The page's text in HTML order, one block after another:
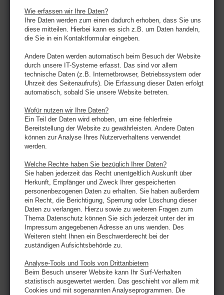
Wie erfassen wir Ihre Daten?
Ihre Daten werden zum einen dadurch erhoben, dass Sie uns
diese mitteilen. Hierbei kann es sich z.B. um Daten handeln,
die Sie in ein Kontaktformular eingeben.
Andere Daten werden automatisch beim Besuch der Website
durch unsere IT-Systeme erfasst. Das sind vor allem
technische Daten (z.B. Internetbrowser, Betriebssystem oder
Uhrzeit des Seitenaufrufs). Die Erfassung dieser Daten erfolgt
automatisch, sobald Sie unsere Website betreten.
Wofür nutzen wir Ihre Daten?
Ein Teil der Daten wird erhoben, um eine fehlerfreie
Bereitstellung der Website zu gewährleisten. Andere Daten
können zur Analyse Ihres Nutzerverhaltens verwendet
werden.
Welche Rechte haben Sie bezüglich Ihrer Daten?
Sie haben jederzeit das Recht unentgeltlich Auskunft über
Herkunft, Empfänger und Zweck Ihrer gespeicherten
personenbezogenen Daten zu erhalten. Sie haben außerdem
ein Recht, die Berichtigung, Sperrung oder Löschung dieser
Daten zu verlangen. Hierzu sowie zu weiteren Fragen zum
Thema Datenschutz können Sie sich jederzeit unter der im
Impressum angegebenen Adresse an uns wenden. Des
Weiteren steht Ihnen ein Beschwerderecht bei der
zuständigen Aufsichtsbehörde zu.
Analyse-Tools und Tools von Drittanbietern
Beim Besuch unserer Website kann Ihr Surf-Verhalten
statistisch ausgewertet werden. Das geschieht vor allem mit
Cookies und mit sogenannten Analyseprogrammen. Die